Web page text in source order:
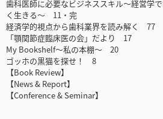
歯科医師に必要なビジネススキル～経営学
く生きる～ 11・完
経済学的視点から歯科業界を読み解く 77
「顎関節症臨床医の会」だより 17
My Bookshelf～私の本棚～ 20
ゴッホの黒猫を探せ！ 8
【Book Review】
【News & Report】
【Conference & Seminar】